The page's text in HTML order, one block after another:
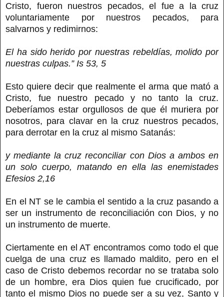
Cristo, fueron nuestros pecados, el fue a la cruz
voluntariamente por nuestros pecados, para
salvarnos y redimirnos:
El ha sido herido por nuestras rebeldías, molido por
nuestras culpas.” Is 53, 5
Esto quiere decir que realmente el arma que mató a
Cristo, fue nuestro pecado y no tanto la cruz.
Deberíamos estar orgullosos de que él muriera por
nosotros, para clavar en la cruz nuestros pecados,
para derrotar en la cruz al mismo Satanás:
y mediante la cruz reconciliar con Dios a ambos en
un solo cuerpo, matando en ella las enemistades
Efesios 2,16
En el NT se le cambia el sentido a la cruz pasando a
ser un instrumento de reconciliación con Dios, y no
un instrumento de muerte.
Ciertamente en el AT encontramos como todo el que
cuelga de una cruz es llamado maldito, pero en el
caso de Cristo debemos recordar no se trataba solo
de un hombre, era Dios quien fue crucificado, por
tanto el mismo Dios no puede ser a su vez, Santo y